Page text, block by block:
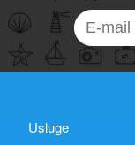
Usluge